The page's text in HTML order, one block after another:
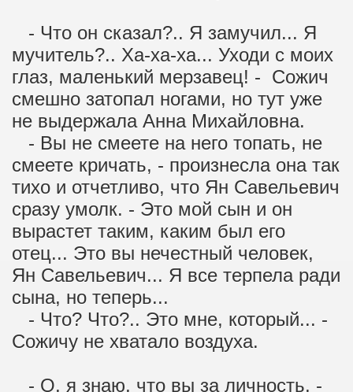
- Что он сказал?.. Я замучил... Я
мучитель?.. Ха-ха-ха... Уходи с моих
глаз, маленький мерзавец! - Сожич
смешно затопал ногами, но тут уже
не выдержала Анна Михайловна.
- Вы не смеете на него топать, не
смеете кричать, - произнесла она так
тихо и отчетливо, что Ян Савельевич
сразу умолк. - Это мой сын и он
вырастет таким, каким был его
отец... Это вы нечестный человек,
Ян Савельевич... Я все терпела ради
сына, но теперь...
- Что? Что?.. Это мне, который... -
Сожичу не хватало воздуха.
- О, я знаю, что вы за личность, -